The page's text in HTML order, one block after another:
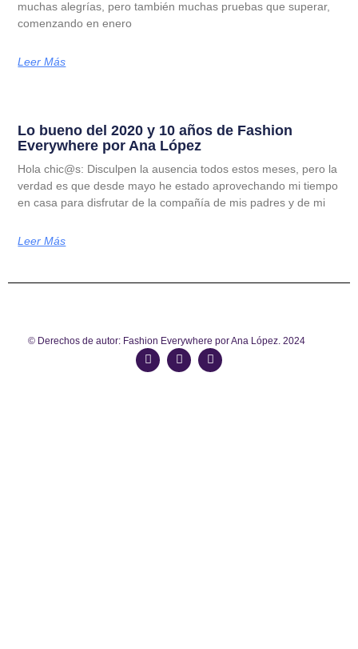
muchas alegrías, pero también muchas pruebas que superar,
comenzando en enero
Leer Más
Lo bueno del 2020 y 10 años de Fashion
Everywhere por Ana López
Hola chic@s: Disculpen la ausencia todos estos meses, pero la
verdad es que desde mayo he estado aprovechando mi tiempo
en casa para disfrutar de la compañía de mis padres y de mi
Leer Más
© Derechos de autor: Fashion Everywhere por Ana López. 2024